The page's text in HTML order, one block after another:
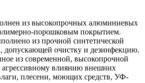
из высокопрочных алюминиевых
порошковым покрытием.
из прочной синтетической
допускающей очистку и дезинфекцию.
из современной, высокопрочной
агрессивному влиянию внешних
плесени, моющих средств, УФ-